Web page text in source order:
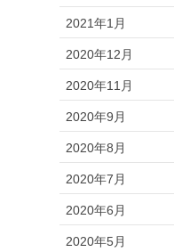
2021年1月
2020年12月
2020年11月
2020年9月
2020年8月
2020年7月
2020年6月
2020年5月